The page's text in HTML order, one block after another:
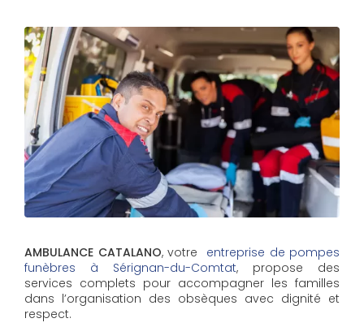
AMBULANCE CATALANO, votre entreprise de pompes
funèbres à Sérignan-du-Comtat, propose des
services complets pour accompagner les familles
dans l’organisation des obsèques avec dignité et
respect.